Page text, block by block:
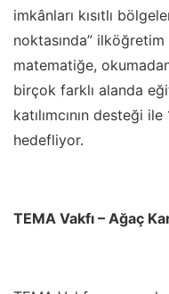
imkânları kısıtlı
noktasında”
matematiğe,
birçok farklı alanda
katılımcının desteği
hedefliyor.
TEMA Vakfı – Ağaç